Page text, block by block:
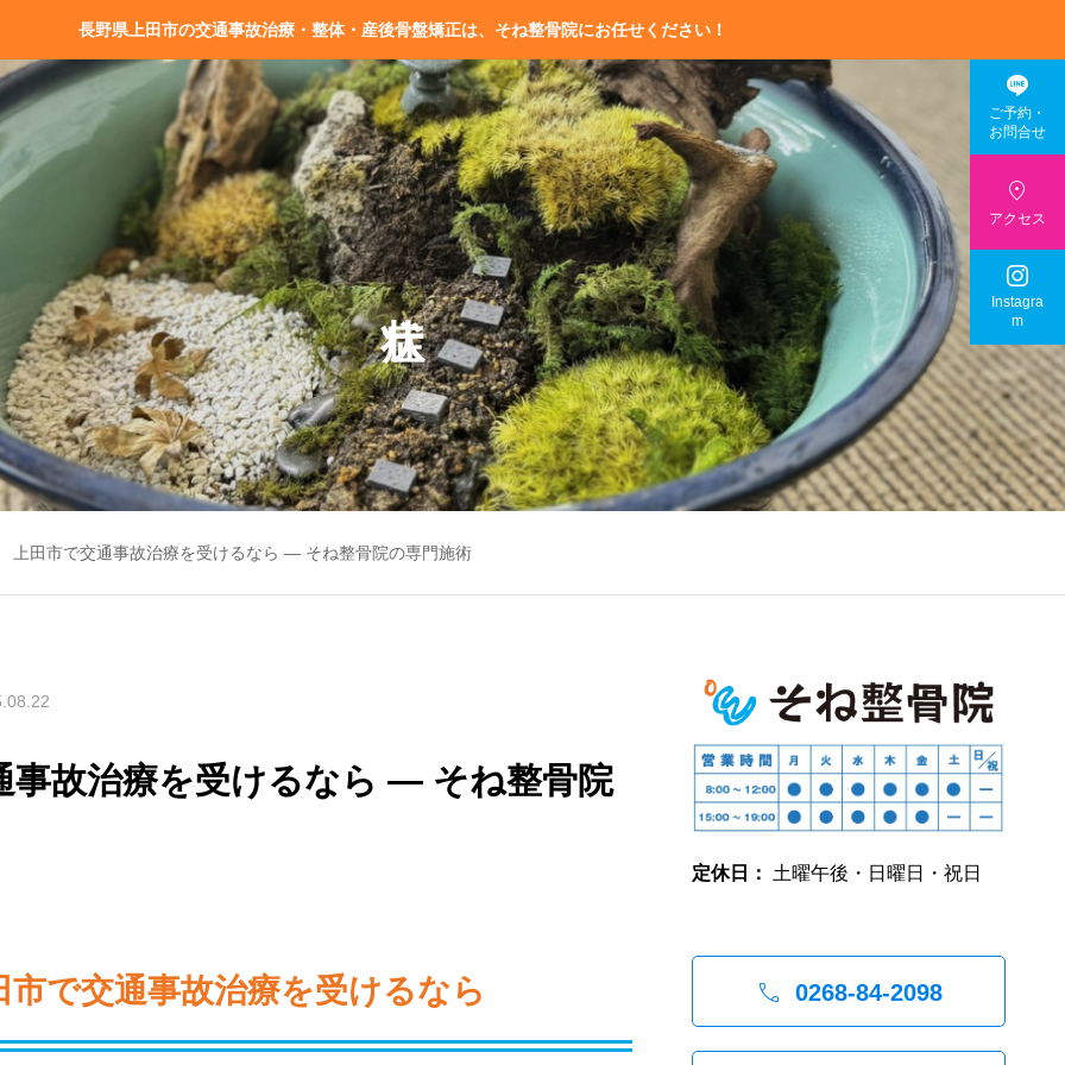
長野県上田市の交通事故治療・整体・産後骨盤矯正は、そね整骨院にお任せください！

ご予約・
お問合せ

アクセス

Instagra
m
上田市で交通事故治療を受けるなら ― そね整骨院の専門施術
事故治療を受けるなら ― そね整骨院
市で交通事故治療を受けるなら
定休日： 土曜午後・日曜日・祝日
 0268-84-2098